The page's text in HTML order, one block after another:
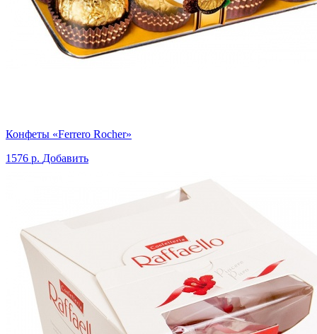
Конфеты «Ferrero Rocher»
1576 р. Добавить